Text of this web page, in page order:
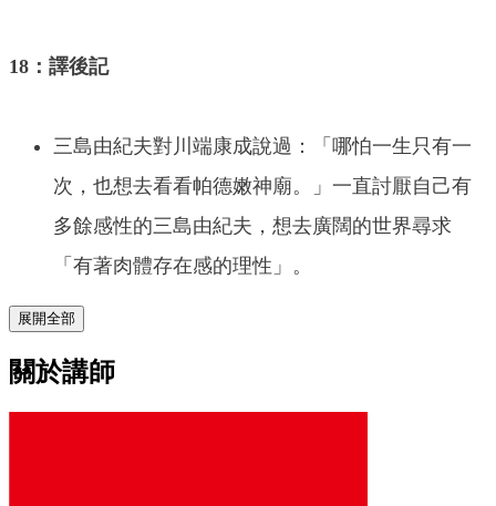
18：譯後記
三島由紀夫對川端康成說過：「哪怕一生只有一
次，也想去看看帕德嫩神廟。」一直討厭自己有
多餘感性的三島由紀夫，想去廣闊的世界尋求
「有著肉體存在感的理性」。
展開全部
關於講師